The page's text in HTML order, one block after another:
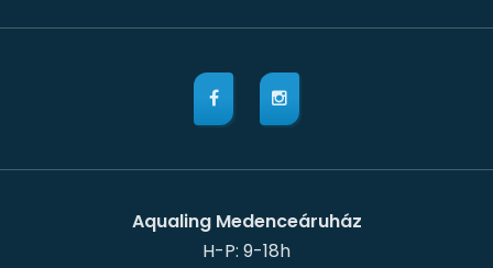
Aqualing Medenceáruház
H-P: 9-18h